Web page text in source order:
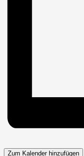
Zum Kalender hinzufügen